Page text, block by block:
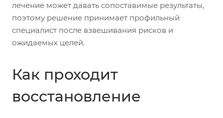
лечение может давать сопоставимые результаты,
поэтому решение принимает профильный
специалист после взвешивания рисков и
ожидаемых целей.
Как проходит
восстановление